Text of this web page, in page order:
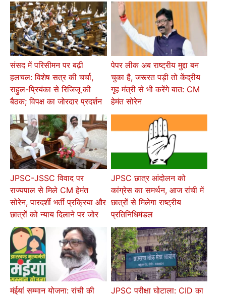
संसद में परिसीमन पर बढ़ी
हलचल: विशेष सत्र की चर्चा,
राहुल-प्रियंका से रिजिजू की
बैठक; विपक्ष का जोरदार प्रदर्शन
पेपर लीक अब राष्ट्रीय मुद्दा बन
चुका है, जरूरत पड़ी तो केंद्रीय
गृह मंत्री से भी करेंगे बात: CM
हेमंत सोरेन
JPSC-JSSC विवाद पर
राज्यपाल से मिले CM हेमंत
सोरेन, पारदर्शी भर्ती प्रक्रिया और
छात्रों को न्याय दिलाने पर जोर
JPSC छात्र आंदोलन को
कांग्रेस का समर्थन, आज रांची में
छात्रों से मिलेगा राष्ट्रीय
प्रतिनिधिमंडल
मंईयां सम्मान योजना: रांची की
JPSC परीक्षा घोटाला: CID का